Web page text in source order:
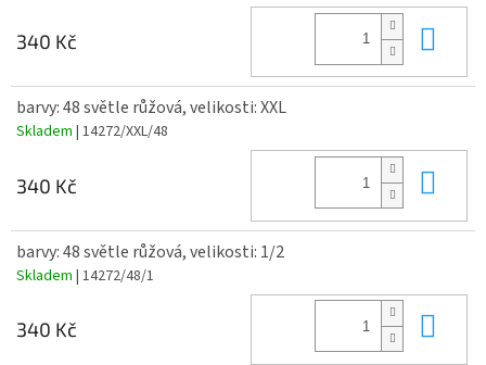
340 Kč
barvy: 48 světle růžová, velikosti: XXL
Skladem | 14272/XXL/48
340 Kč
barvy: 48 světle růžová, velikosti: 1/2
Skladem | 14272/48/1
340 Kč